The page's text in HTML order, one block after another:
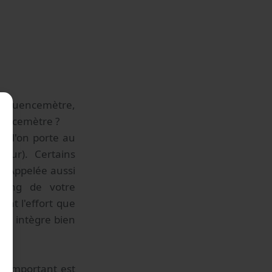
?
l'on porte au
Certains
Appelée aussi
de votre
l'effort que
intègre bien
l'important est